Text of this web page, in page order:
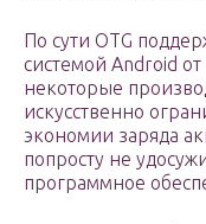
По сути OTG
системой Android
некоторые
искусственно
экономии заряда
попросту не
программное